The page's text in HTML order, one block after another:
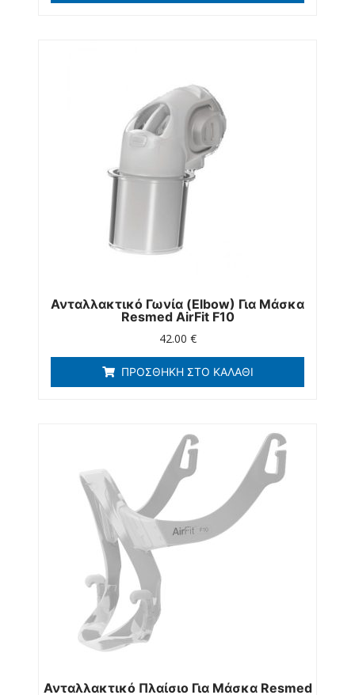
Ανταλλακτικό Γωνία (elbow) Για Μάσκα
Resmed AirFit F10
42.00 €
ΠΡΟΣΘΉΚΗ ΣΤΟ ΚΑΛΆΘΙ
Ανταλλακτικό Πλαίσιο Για Μάσκα Resmed